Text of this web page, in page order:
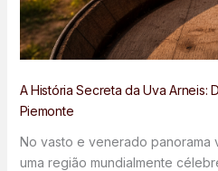
A História Secreta da Uva Arneis:
Piemonte
No vasto e venerado panorama
uma região mundialmente